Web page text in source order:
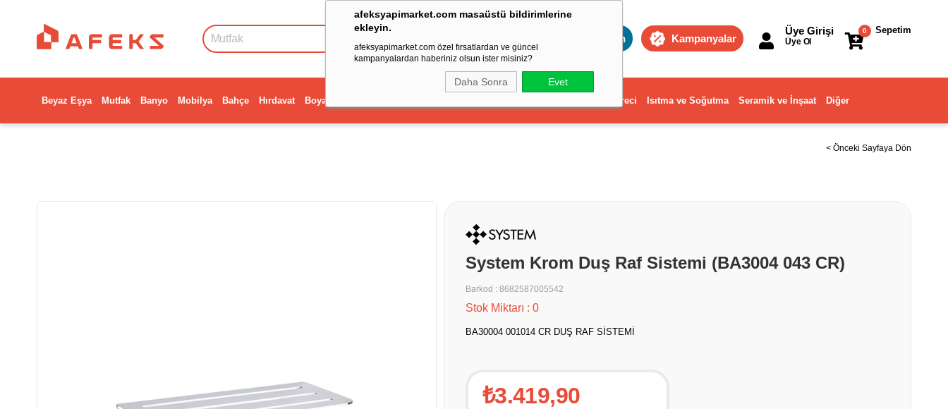
afeksyapimarket.com masaüstü bildirimlerine
ekleyin.
afeksyapimarket.com özel fırsatlardan ve güncel
kampanyalardan haberiniz olsun ister misiniz?
Daha Sonra Evet
Toptan Kampanyalar
Sepetim
0
Üye Girişi
Üye Ol
Beyaz Eşya Mutfak Banyo Mobilya Bahçe Hırdavat Boya Dekorasyon ve Ev Gereci Isıtma ve Soğutma Seramik ve İnşaat Diğer
< Önceki Sayfaya Dön
System Krom Duş Raf Sistemi (BA3004 043 CR)
Barkod : 8682587005542
Stok Miktarı : 0
BA30004 001014 CR DUŞ RAF SİSTEMİ
₺3.419,90